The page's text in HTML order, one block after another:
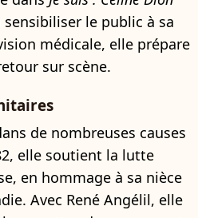
le public à sa
médicale, elle prépare
sur scène.
de nombreuses causes
elle soutient la lutte
en hommage à sa nièce
Avec René Angélil, elle